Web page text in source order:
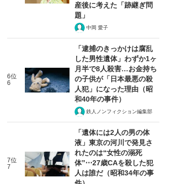
産後に考えた「跡継ぎ問
題」
中岡 愛子
6位
6
「逮捕のきっかけは腐乱
した男性遺体」わずか1ヶ
月半で8人殺害…お金持ち
の子供が「日本最悪の殺
人犯」になった理由（昭
和40年の事件）
鉄人ノンフィクション編集部
7位
7
「遺体には2人の男の体
液」東京の河川で発見さ
れたのは“女性の溺死
体”⋯27歳CAを殺した犯
人は誰だ（昭和34年の事